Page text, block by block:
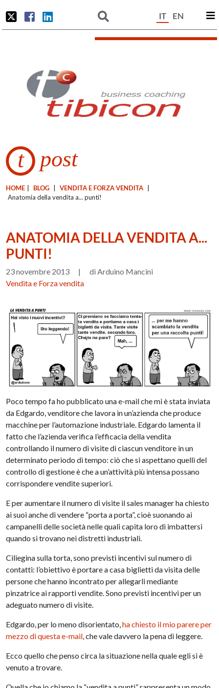
IT EN
t post
HOME BLOG VENDITA E FORZA VENDITA
Anatomia della vendita a... punti!
ANATOMIA DELLA VENDITA A...
PUNTI!
23 novembre 2013 |
di Arduino Mancini
Vendita e Forza vendita
Poco tempo fa ho pubblicato una e-mail che mi è stata inviata
da Edgardo, venditore che lavora in un’azienda che produce
macchine per l’automazione industriale. Edgardo lamenta il
fatto che l’azienda verifica l’efficacia della vendita
controllando il numero di visite di ciascun venditore in un
determinato periodo di tempo: ciò che si aspettano quelli del
controllo di gestione è che a un’attività più intensa possano
corrispondere vendite superiori.
E per aumentare il numero di visite il sales manager ha chiesto
ai suoi anche di vendere “porta a porta”, cioè suonando ai
campanelli delle società nelle quali capita loro di imbattersi
quando si trovano nei distretti industriali.
Ciliegina sulla torta, sono previsti incentivi sul numero di
contatti: l’obiettivo è portare a casa biglietti da visita delle
persone che hanno incontrato per allegarli mediante
pinzatrice ai rapporti vendite. Sono previsti incentivi per un
adeguato numero di visite.
Edgardo, per lo meno disorientato,ha chiesto il mio parere per
mezzo di questa e-mail, che vale davvero la pena di leggere.
Ecco quello che penso circa la situazione nella quale egli si è
venuto a trovare.